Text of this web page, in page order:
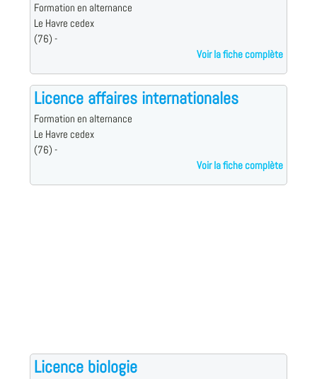
Formation en alternance
Le Havre cedex
(76) -
Voir la fiche complète
Licence affaires internationales
Formation en alternance
Le Havre cedex
(76) -
Voir la fiche complète
Licence biologie